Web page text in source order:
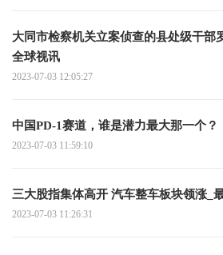
大同市检察机关立案侦查的县处级干部
全球视讯
2023-07-03 12:05:27
中国PD-1赛道，谁是潜力最大那一个？
2023-07-03 11:59:10
三大股指集体高开 汽车整车板块领涨_
2023-07-03 11:26:31